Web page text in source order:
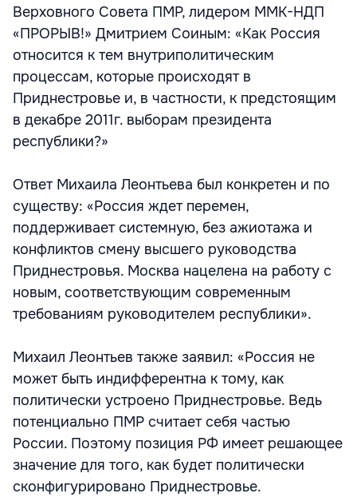
Верховного Совета ПМР, лидером ММК-НДП
«ПРОРЫВ!» Дмитрием Соиным: «Как Россия
относится к тем внутриполитическим
процессам, которые происходят в
Приднестровье и, в частности, к предстоящим
в декабре 2011г. выборам президента
республики?»
Ответ Михаила Леонтьева был конкретен и по
существу: «Россия ждет перемен,
поддерживает системную, без ажиотажа и
конфликтов смену высшего руководства
Приднестровья. Москва нацелена на работу с
новым, соответствующим современным
требованиям руководителем республики».
Михаил Леонтьев также заявил: «Россия не
может быть индифферентна к тому, как
политически устроено Приднестровье. Ведь
потенциально ПМР считает себя частью
России. Поэтому позиция РФ имеет решающее
значение для того, как будет политически
сконфигурировано Приднестровье.